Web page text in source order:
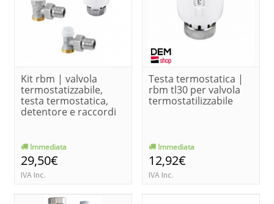
Kit rbm | valvola
termostatizzabile,
testa termostatica,
detentore e raccordi
Immediata
29,50€
IVA Inc.
Testa termostatica |
rbm tl30 per valvola
termostatilizzabile
Immediata
12,92€
IVA Inc.